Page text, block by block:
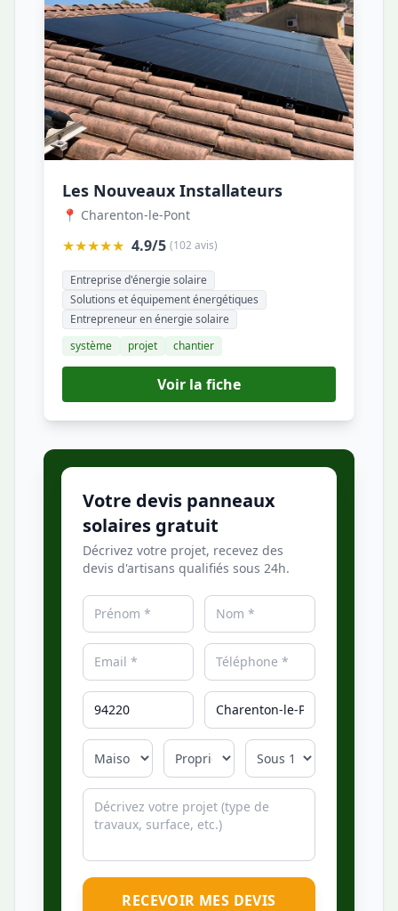
Les Nouveaux Installateurs
📍 Charenton-le-Pont
★★★★★ 4.9/5 (102 avis)
Entreprise d'énergie solaire
Solutions et équipement énergétiques
Entrepreneur en énergie solaire
système
projet chantier
Voir la fiche
Votre devis panneaux
solaires gratuit
Décrivez votre projet, recevez des
devis d'artisans qualifiés sous 24h.
RECEVOIR MES DEVIS